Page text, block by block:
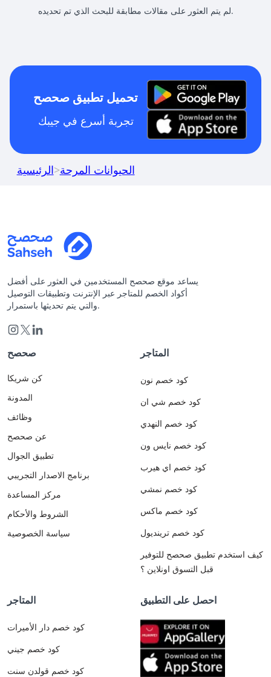
لم يتم العثور على مقالات مطابقة للبحث الذي تم تحديده.
تحميل تطبيق صحصح
تجربة أسرع في جيبك
الرئيسية>الحيوانات المرحة
يساعد موقع صحصح المستخدمين في العثور على أفضل
أكواد الخصم للمتاجر عبر الإنترنت وتطبيقات التوصيل
والتي يتم تحديثها باستمرار.
صحصح
كن شريكا
المدونة
وظائف
عن صحصح
تطبيق الجوال
برنامج الاصدار التجريبي
مركز المساعدة
الشروط والأحكام
سياسة الخصوصية
المتاجر
كود خصم نون
كود خصم شي ان
كود خصم النهدي
كود خصم نايس ون
كود خصم اي هيرب
كود خصم نمشي
كود خصم ماكس
كود خصم ترينديول
كيف استخدم تطبيق صحصح للتوفير
قبل التسوق اونلاين ؟
المتاجر
كود خصم دار الأميرات
كود خصم جيني
كود خصم قولدن سنت
احصل على التطبيق